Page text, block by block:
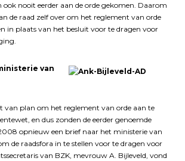
nooit eerder aan de orde gekomen. Daarom
de raad zelf over om het reglement van orde
in plaats van het besluit voor te dragen voor
van
van plan om het reglement van orde aan te
en dus zonden de eerder genoemde
opnieuw een brief naar het ministerie van
de raadsfora in te stellen voor te dragen voor
van BZK, mevrouw A. Bijleveld, vond